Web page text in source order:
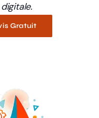
Gratuit